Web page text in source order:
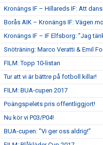
Kronängs IF – Hillareds IF: Att
Borås AIK – Kronängs IF: Vägen
Kronängs IF – IF Elfsborg: ”Jag
Snöträning: Marco Veratti & Emil
FILM: Topp 10-listan
Tur att vi är bättre på fotboll killar!
FILM: BUA-cupen 2017
Poängspelets pris offentliggjort!
Nu kör vi P03/P04!
BUA-cupen: ”Vi ger oss aldrig!”